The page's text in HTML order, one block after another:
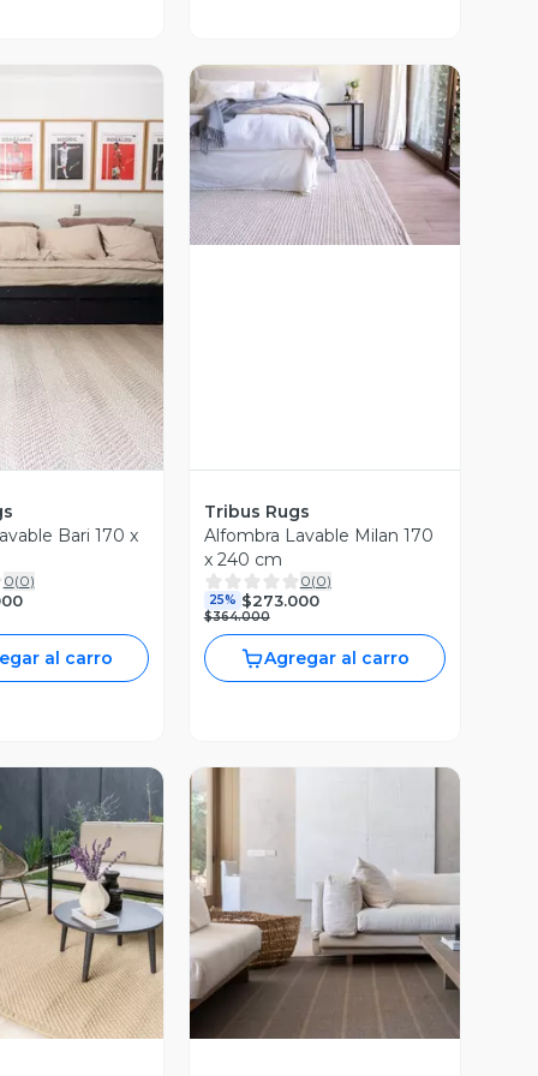
Previa
Bari 170 x
0(0)
al carro
Vista Previa
Tribus Rugs
Alfombra Lavable Milan 170
x 240 cm
0(0)
25% $273.000
$364.000
Agregar al carro
Previa Vista Previa